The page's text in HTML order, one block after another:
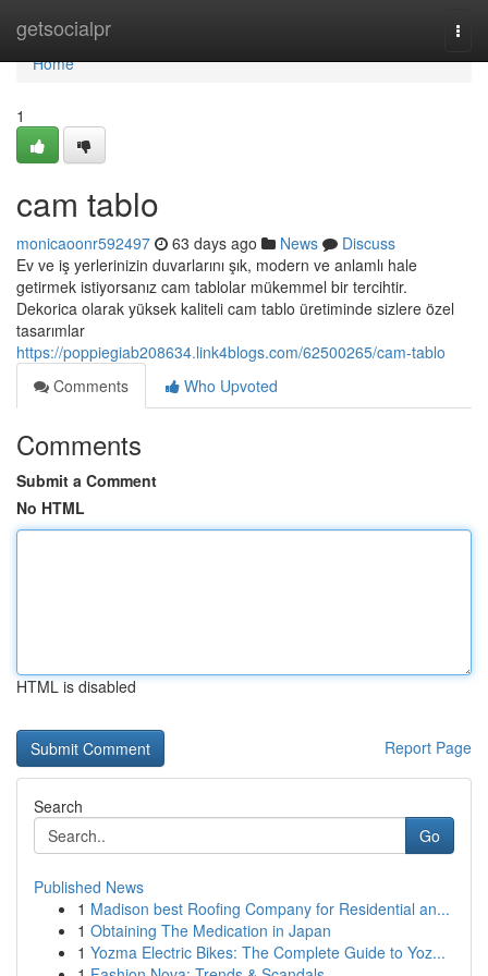
getsocialpr
Home
Home
1
cam tablo
monicaoonr592497 63 days ago News
Discuss
Ev ve iş yerlerinizin duvarlarını şık, modern ve anlamlı hale
getirmek istiyorsanız cam tablolar mükemmel bir tercihtir.
Dekorica olarak yüksek kaliteli cam tablo üretiminde sizlere özel
tasarımlar
https://poppiegiab208634.link4blogs.com/62500265/cam-tablo
Comments
Who Upvoted
Comments
Submit a Comment
No HTML
HTML is disabled
Report Page
Search
Go
Published News
1 Madison best Roofing Company for Residential an...
1 Obtaining The Medication in Japan
1 Yozma Electric Bikes: The Complete Guide to Yoz...